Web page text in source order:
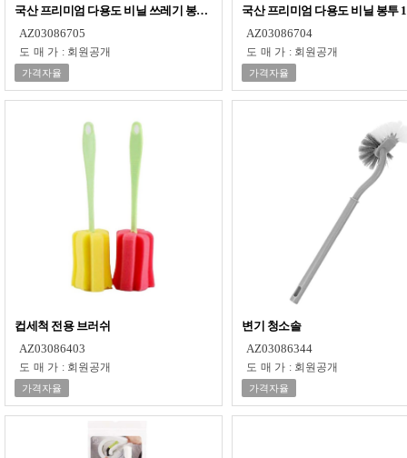
국산 프리미엄 다용도 비닐 쓰레기 봉투 50매 - 청색 40L
AZ03086705
도매가 : 회원공개
가격자율
국산 프리미엄 다용도 비닐 봉투
AZ03086704
도매가 : 회원공개
가격자율
컵세척 전용 브러쉬
AZ03086403
도매가 : 회원공개
가격자율
변기 청소솔
AZ03086344
도매가 : 회원공개
가격자율